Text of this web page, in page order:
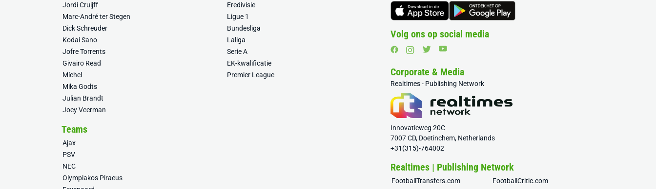
Jordi Cruijff
Marc-André ter Stegen
Dick Schreuder
Kodai Sano
Jofre Torrents
Givairo Read
Míchel
Mika Godts
Julian Brandt
Joey Veerman
Eredivisie
Ligue 1
Bundesliga
Laliga
Serie A
EK-kwalificatie
Premier League
Teams
Ajax
PSV
NEC
Olympiakos Piraeus
Volg ons op social media
Corporate & Media
Realtimes - Publishing Network
Innovatieweg 20C
7007 CD, Doetinchem, Netherlands
+31(315)-764002
Realtimes | Publishing Network
FootballTransfers.com
FootballCritic.com